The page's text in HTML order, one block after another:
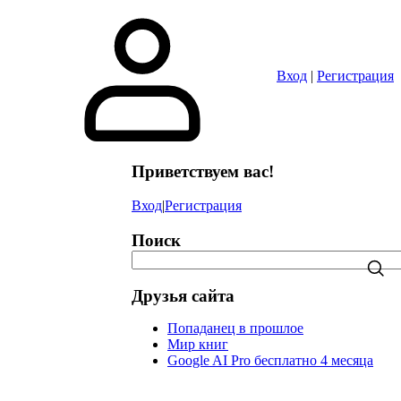
Вход | Регистрация
Приветствуем вас!
Вход|Регистрация
Поиск
Друзья сайта
Попаданец в прошлое
Мир книг
Google AI Pro бесплатно 4 месяца